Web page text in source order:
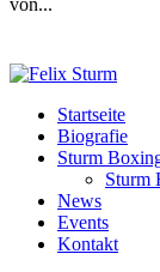
Startseite
Biografie
Sturm
Sturm
News
Events
Kontakt